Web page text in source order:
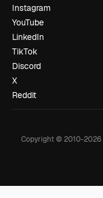
Instagram
YouTube
LinkedIn
TikTok
Discord
X
Reddit
Copyright © 2010-2026